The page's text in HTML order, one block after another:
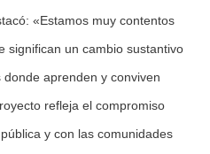
«Estamos muy contentos
significan un cambio sustantivo
aprenden y conviven
refleja el compromiso
y con las comunidades